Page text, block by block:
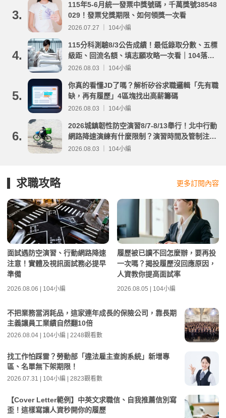
3.
115年5-6月統一發票中獎號碼，千萬獎號38548
029！發票兌獎期限、如何領獎一次看
2026.07.27 ｜ 104小編
4.
115分科測驗8/3公告成績！最低錄取分數、五標
級距、回流名額、填志願攻略一次看｜104落點
分析
2026.08.03 ｜ 104小編
5.
你真的看懂JD了嗎？解析矽谷求職邏輯「先有職
缺，再有履歷」4區塊找出高薪籌碼
2026.08.03 ｜ 104小編
6.
2026城鎮韌性防空演習8/7-8/13舉行！北中行動
網路降速演練有什麼限制？演習時間及管制注意
事項整理
2026.08.03 ｜ 104小編
求職攻略 更多訂閱內容
面試遇防空演習、行動網路降速
注意！實體及視訊面試務必提早
準備
2026.08.06 | 104小編
履歷被已讀不回怎麼辦，要再投
一次嗎？揭投履歷沒回應原因，
人資教你提高面試率
2026.08.05 | 104小編
不把業務當消耗品，這家連年成長的保險公司，靠長期
主義讓員工業績自然翻10倍
2026.08.04 | 104小編 | 2248觀看數
找工作怕踩雷？勞動部「違法雇主查詢系統」新增專
區、名單無下架期限！
2026.07.31 | 104小編 | 2823觀看數
【Cover Letter範例】中英文求職信、自我推薦信別寫
歪！這樣寫讓人資秒開你的履歷